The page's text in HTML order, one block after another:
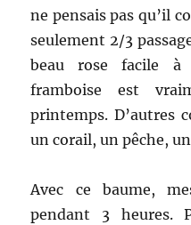
ne pensais pas qu’il
seulement 2/3
beau rose facile à
framboise est
printemps. D’autres
un corail, un pêche,
Avec ce baume,
pendant 3 heures.